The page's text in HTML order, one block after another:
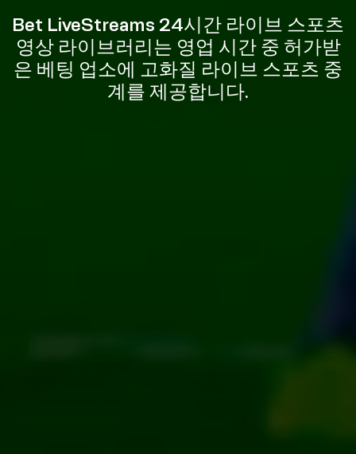
Bet LiveStreams 24시간 라이브 스포츠
영상 라이브러리는 영업 시간 중 허가받
은 베팅 업소에 고화질 라이브 스포츠 중
계를 제공합니다.